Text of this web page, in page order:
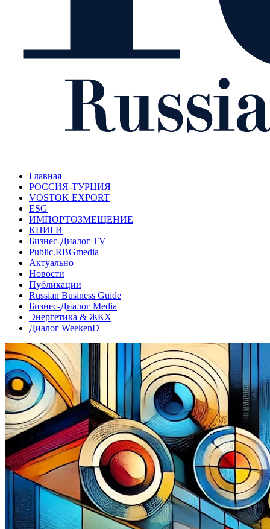
Главная
РОССИЯ-ТУРЦИЯ
VOSTOK EXPORT
ESG
ИМПОРТОЗМЕЩЕНИЕ
КНИГИ
Бизнес-Диалог TV
Public.RBGmedia
Актуально
Новости
Публикации
Russian Business Guide
Бизнес-Диалог Media
Энергетика & ЖКХ
Диалог WeekenD